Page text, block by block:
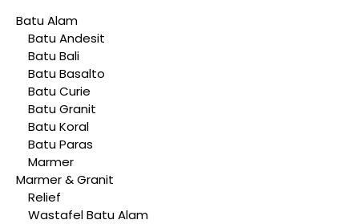
Batu Alam
Batu Andesit
Batu Bali
Batu Basalto
Batu Curie
Batu Granit
Batu Koral
Batu Paras
Marmer
Marmer & Granit
Relief
Wastafel Batu Alam